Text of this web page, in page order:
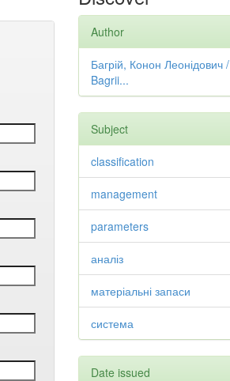
Author
Багрій, Конон Леонідович /
Bagrii...
Subject
classification
management
parameters
аналіз
матеріальні запаси
система
Date issued